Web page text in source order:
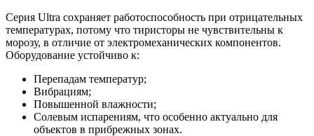
Серия Ultra сохраняет работоспособность при отрицательных
температурах, потому что тиристоры не чувствительны к
морозу, в отличие от электромеханических компонентов.
Оборудование устойчиво к:
Перепадам температур;
Вибрациям;
Повышенной влажности;
Солевым испарениям, что особенно актуально для
объектов в прибрежных зонах.